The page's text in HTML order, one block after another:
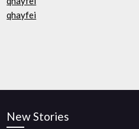
qhayfei
New Stories